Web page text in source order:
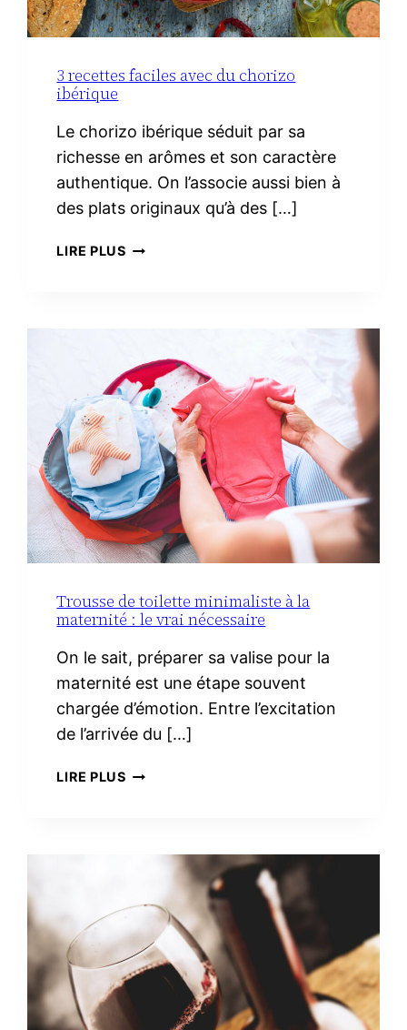
3 recettes faciles avec du chorizo
ibérique
Le chorizo ibérique séduit par sa
richesse en arômes et son caractère
authentique. On l’associe aussi bien à
des plats originaux qu’à des […]
LIRE PLUS3
IBÉRIQUE
Trousse de toilette minimaliste à la
maternité : le vrai nécessaire
On le sait, préparer sa valise pour la
maternité est une étape souvent
chargée d’émotion. Entre l’excitation
de l’arrivée du […]
LIRE PLUSTROUSSE
MATERNITÉ :
VRAI
NÉCESSAIRE